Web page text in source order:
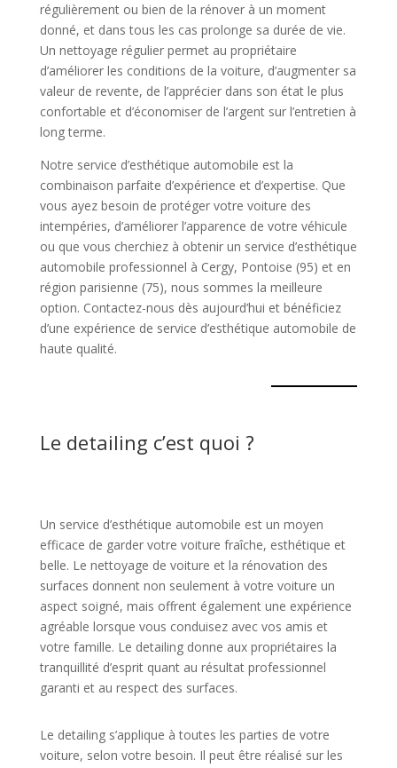
régulièrement ou bien de la rénover à un moment
donné, et dans tous les cas prolonge sa durée de vie.
Un nettoyage régulier permet au propriétaire
d’améliorer les conditions de la voiture, d’augmenter sa
valeur de revente, de l’apprécier dans son état le plus
confortable et d’économiser de l’argent sur l’entretien à
long terme.
Notre service d’esthétique automobile est la
combinaison parfaite d’expérience et d’expertise. Que
vous ayez besoin de protéger votre voiture des
intempéries, d’améliorer l’apparence de votre véhicule
ou que vous cherchiez à obtenir un service d’esthétique
automobile professionnel à Cergy, Pontoise (95) et en
région parisienne (75), nous sommes la meilleure
option. Contactez-nous dès aujourd’hui et bénéficiez
d’une expérience de service d’esthétique automobile de
haute qualité.
Le detailing c’est quoi ?
Un service d’esthétique automobile est un moyen
efficace de garder votre voiture fraîche, esthétique et
belle. Le nettoyage de voiture et la rénovation des
surfaces donnent non seulement à votre voiture un
aspect soigné, mais offrent également une expérience
agréable lorsque vous conduisez avec vos amis et
votre famille. Le detailing donne aux propriétaires la
tranquillité d’esprit quant au résultat professionnel
garanti et au respect des surfaces.
Le detailing s’applique à toutes les parties de votre
voiture, selon votre besoin. Il peut être réalisé sur les